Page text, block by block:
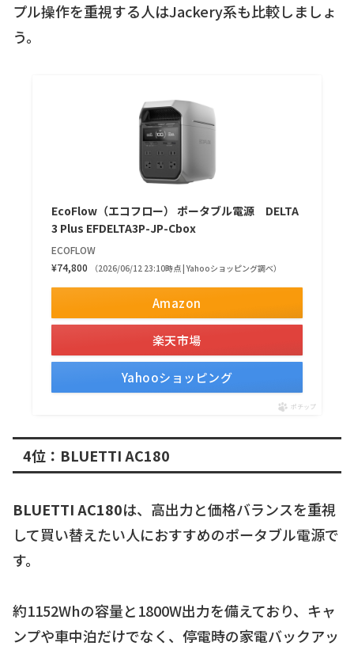
プル操作を重視する人はJackery系も比較しましょ
う。
EcoFlow（エコフロー） ポータブル電源 DELTA
3 Plus EFDELTA3P-JP-Cbox
ECOFLOW
¥74,800
（2026/06/12 23:10時点 | Yahooショッピング調べ）
Amazon
楽天市場
Yahooショッピング
ポチップ
4位：BLUETTI AC180
BLUETTI AC180は、高出力と価格バランスを重視
して買い替えたい人におすすめのポータブル電源で
す。
約1152Whの容量と1800W出力を備えており、キャ
ンプや車中泊だけでなく、停電時の家電バックアッ